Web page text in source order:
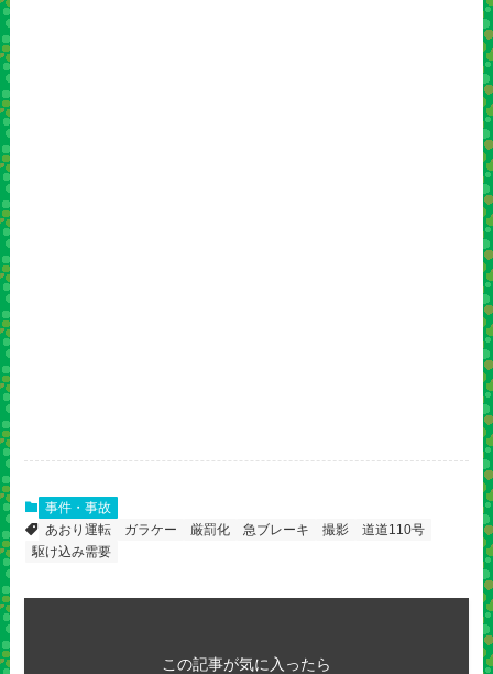
事件・事故
あおり運転
ガラケー 厳罰化 急ブレーキ 撮影
道道110号
駆け込み需要
この記事が気に入ったら